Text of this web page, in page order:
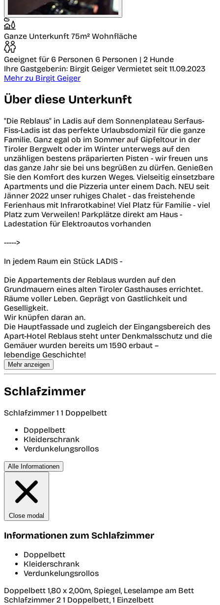
Ganze Unterkunft 75m² Wohnfläche
Geeignet für 6 Personen 6 Personen | 2 Hunde
Ihre Gastgeber:in: Birgit Geiger Vermietet seit 11.09.2023
Mehr zu Birgit Geiger
Über diese Unterkunft
"Die Reblaus" in Ladis auf dem Sonnenplateau Serfaus-
Fiss-Ladis ist das perfekte Urlaubsdomizil für die ganze
Familie. Ganz egal ob im Sommer auf Gipfeltour in der
Tiroler Bergwelt oder im Winter unterwegs auf den
unzähligen bestens präparierten Pisten - wir freuen uns
das ganze Jahr sie bei uns begrüßen zu dürfen. Genießen
Sie den Komfort des kurzen Weges. Vielseitig einsetzbare
Apartments und die Pizzeria unter einem Dach. NEU seit
Jänner 2022 unser ruhiges Chalet - das freistehende
Ferienhaus mit Infrarotkabine! Viel Platz für Familie - viel
Platz zum Verweilen! Parkplätze direkt am Haus -
Ladestation für Elektroautos vorhanden
----->
In jedem Raum ein Stück LADIS -
Die Appartements der Reblaus wurden auf den
Grundmauern eines alten Tiroler Gasthauses errichtet.
Räume voller Leben. Geprägt von Gastlichkeit und
Geselligkeit.
Wir knüpfen daran an.
Die Hauptfassade und zugleich der Eingangsbereich des
Apart-Hotel Reblaus steht unter Denkmalsschutz und die
Gemäuer wurden bereits um 1590 erbaut –
lebendige Geschichte!
Mehr anzeigen
Schlafzimmer
Schlafzimmer 1 1 Doppelbett
Doppelbett
Kleiderschrank
Verdunkelungsrollos
Alle Informationen
Close modal
Informationen zum Schlafzimmer
Doppelbett
Kleiderschrank
Verdunkelungsrollos
Doppelbett 1,80 x 2,00m, Spiegel, Leselampe am Bett
Schlafzimmer 2 1 Doppelbett, 1 Einzelbett